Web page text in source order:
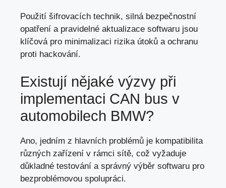
Použití šifrovacích technik, silná bezpečnostní
opatření a pravidelné aktualizace softwaru jsou
klíčová pro minimalizaci rizika útoků a ochranu
proti hackování.
Existují nějaké výzvy při
implementaci CAN bus v
automobilech BMW?
Ano, jedním z hlavních problémů je kompatibilita
různých zařízení v rámci sítě, což vyžaduje
důkladné testování a správný výběr softwaru pro
bezproblémovou spolupráci.